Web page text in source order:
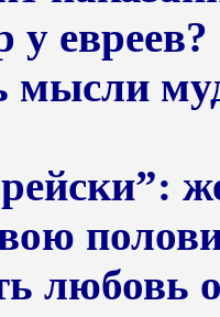
евреев?
мысли
любовь